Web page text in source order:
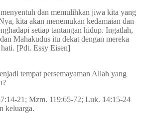
dan memulihkan jiwa kita yang
kita akan menemukan kedamaian dan
setiap tantangan hidup. Ingatlah,
Mahakudus itu dekat dengan mereka
[Pdt. Essy Eisen]
tempat persemayaman Allah yang
21; Mzm. 119:65-72; Luk. 14:15-24
keluarga.